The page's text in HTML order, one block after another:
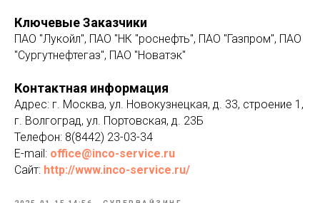
Ключевые Заказчики
ПАО "Лукойл", ПАО "НК "роснефть", ПАО "Газпром", ПАО
"Сургутнефтегаз", ПАО "Новатэк"
Контактная информация
Адрес: г. Москва, ул. Новокузнецкая, д. 33, строение 1,
г. Волгоград, ул. Портовская, д. 23Б
Телефон: 8(8442) 23-03-34
E-mail: office@inco-service.ru
Сайт: http://www.inco-service.ru/